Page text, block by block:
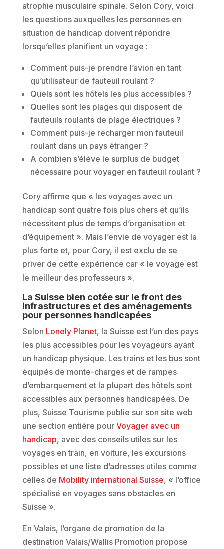
atrophie musculaire spinale. Selon Cory, voici
les questions auxquelles les personnes en
situation de handicap doivent répondre
lorsqu’elles planifient un voyage :
Comment puis-je prendre l’avion en tant
qu’utilisateur de fauteuil roulant ?
Quels sont les hôtels les plus accessibles ?
Quelles sont les plages qui disposent de
fauteuils roulants de plage électriques ?
Comment puis-je recharger mon fauteuil
roulant dans un pays étranger ?
A combien s’élève le surplus de budget
nécessaire pour voyager en fauteuil roulant ?
Cory affirme que « les voyages avec un
handicap sont quatre fois plus chers et qu’ils
nécessitent plus de temps d’organisation et
d’équipement ». Mais l’envie de voyager est la
plus forte et, pour Cory, il est exclu de se
priver de cette expérience car « le voyage est
le meilleur des professeurs ».
La Suisse bien cotée sur le front des
infrastructures et des aménagements
pour personnes handicapées
Selon Lonely Planet, la Suisse est l’un des pays
les plus accessibles pour les voyageurs ayant
un handicap physique. Les trains et les bus sont
équipés de monte-charges et de rampes
d’embarquement et la plupart des hôtels sont
accessibles aux personnes handicapées. De
plus, Suisse Tourisme publie sur son site web
une section entière pour Voyager avec un
handicap, avec des conseils utiles sur les
voyages en train, en voiture, les excursions
possibles et une liste d’adresses utiles comme
celles de Mobility international Suisse, « l’office
spécialisé en voyages sans obstacles en
Suisse ».
En Valais, l’organe de promotion de la
destination Valais/Wallis Promotion propose